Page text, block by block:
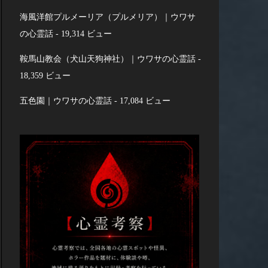
海風洋館プルメーリア（プルメリア）｜ウワサ
の心霊話 - 19,314 ビュー
鞍馬山教会（犬山天狗神社）｜ウワサの心霊話 -
18,359 ビュー
五色園｜ウワサの心霊話 - 17,084 ビュー